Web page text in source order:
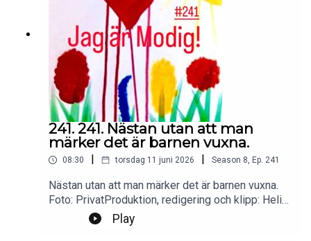
241. 241. Nästan utan att man
märker det är barnen vuxna.
08:30 | torsdag 11 juni 2026 | Season 8, Ep. 241
Nästan utan att man märker det är barnen vuxna.
Foto: PrivatProduktion, redigering och klipp: Heli
BrewitzMusik: Lic. NEO SoundsKontakt podcast:
jagarmodig@gmail.comFölj oss:
Play